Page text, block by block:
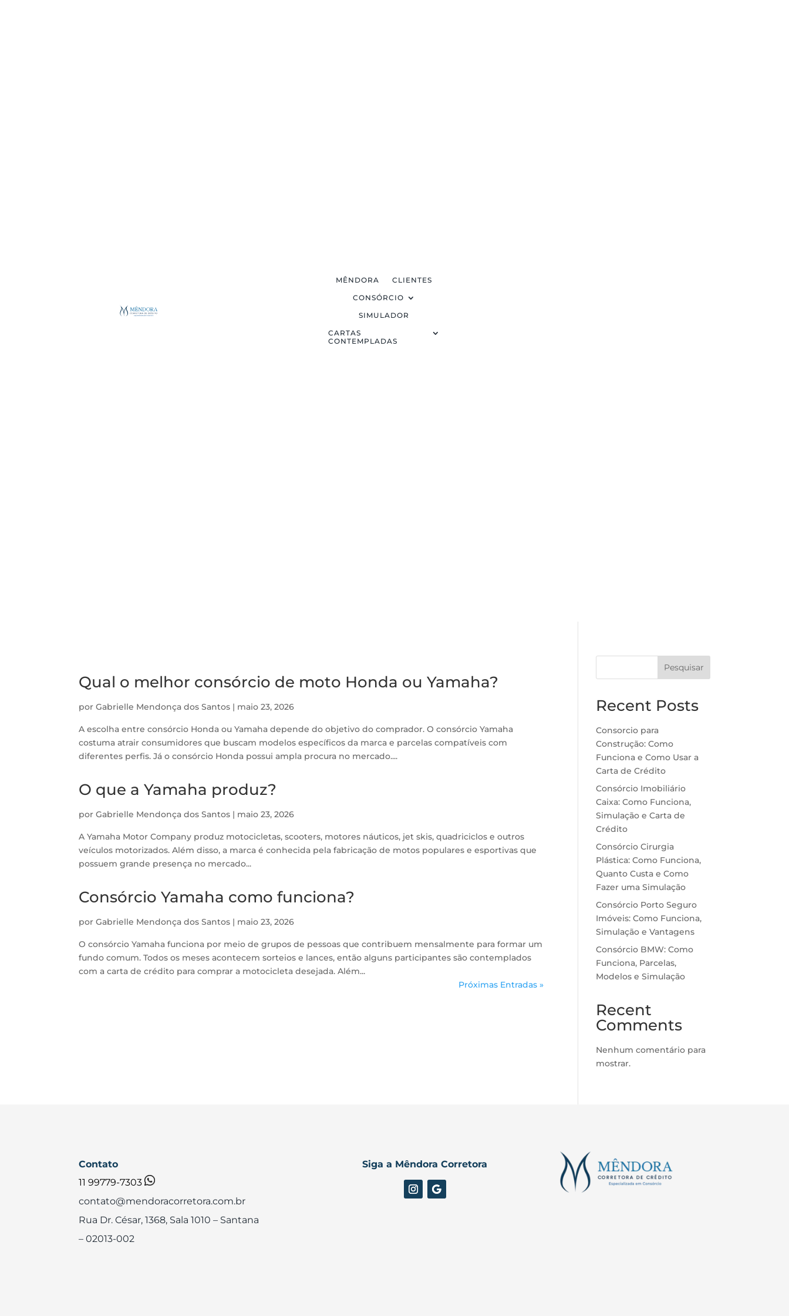
MÊNDORA
CLIENTES
CONSÓRCIO
SIMULADOR
CARTAS
CONTEMPLADAS
Qual o melhor consórcio de moto Honda ou Yamaha?
porGabrielle Mendonça dos Santos | maio 23, 2026
A escolha entre consórcio Honda ou Yamaha depende do objetivo do comprador. O consórcio Yamaha
costuma atrair consumidores que buscam modelos específicos da marca e parcelas compatíveis com
diferentes perfis. Já o consórcio Honda possui ampla procura no mercado....
O que a Yamaha produz?
porGabrielle Mendonça dos Santos | maio 23, 2026
A Yamaha Motor Company produz motocicletas, scooters, motores náuticos, jet skis, quadriciclos e outros
veículos motorizados. Além disso, a marca é conhecida pela fabricação de motos populares e esportivas que
possuem grande presença no mercado...
Consórcio Yamaha como funciona?
porGabrielle Mendonça dos Santos | maio 23, 2026
O consórcio Yamaha funciona por meio de grupos de pessoas que contribuem mensalmente para formar um
fundo comum. Todos os meses acontecem sorteios e lances, então alguns participantes são contemplados
com a carta de crédito para comprar a motocicleta desejada. Além...
Próximas Entradas »
Pesquisar
Recent Posts
Consorcio para
Construção: Como
Funciona e Como Usar a
Carta de Crédito
Consórcio Imobiliário
Caixa: Como Funciona,
Simulação e Carta de
Crédito
Consórcio Cirurgia
Plástica: Como Funciona,
Quanto Custa e Como
Fazer uma Simulação
Consórcio Porto Seguro
Imóveis: Como Funciona,
Simulação e Vantagens
Consórcio BMW: Como
Funciona, Parcelas,
Modelos e Simulação
Recent
Comments
Nenhum comentário para
mostrar.
Contato
11 99779-7303
contato@mendoracorretora.com.br
Rua Dr. César, 1368, Sala 1010 – Santana
– 02013-002
Siga a Mêndora Corretora